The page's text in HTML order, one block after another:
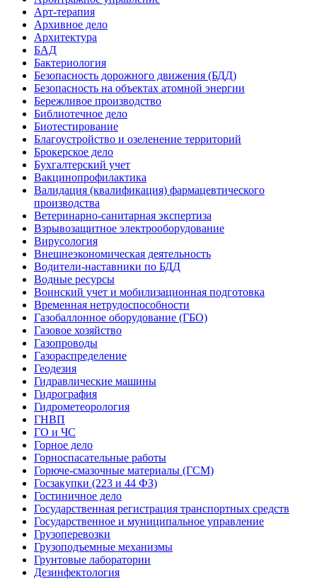
Арт-терапия
Архивное дело
Архитектура
БАД
Бактериология
Безопасность дорожного движения (БДД)
Безопасность на объектах атомной энергии
Бережливое производство
Библиотечное дело
Биотестирование
Благоустройство и озеленение территорий
Брокерское дело
Бухгалтерский учет
Вакцинопрофилактика
Валидация (квалификация) фармацевтического
производства
Ветеринарно-санитарная экспертиза
Взрывозащитное электрооборудование
Вирусология
Внешнеэкономическая деятельность
Водители-наставники по БДД
Водные ресурсы
Воинский учет и мобилизационная подготовка
Временная нетрудоспособности
Газобаллонное оборудование (ГБО)
Газовое хозяйство
Газопроводы
Газораспределение
Геодезия
Гидравлические машины
Гидрография
Гидрометеорология
ГНВП
ГО и ЧС
Горное дело
Горноспасательные работы
Горюче-смазочные материалы (ГСМ)
Госзакупки (223 и 44 ФЗ)
Гостиничное дело
Государственная регистрация транспортных средств
Государственное и муниципальное управление
Грузоперевозки
Грузоподъемные механизмы
Грунтовые лаборатории
Дезинфектология